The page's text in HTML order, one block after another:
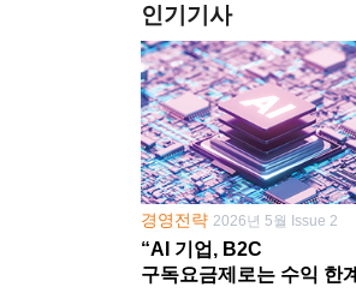
인기기사
경영전략 2026년 5월 Issue 2
“AI 기업, B2C
구독요금제로는 수익 한계